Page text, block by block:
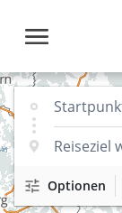
Optionen